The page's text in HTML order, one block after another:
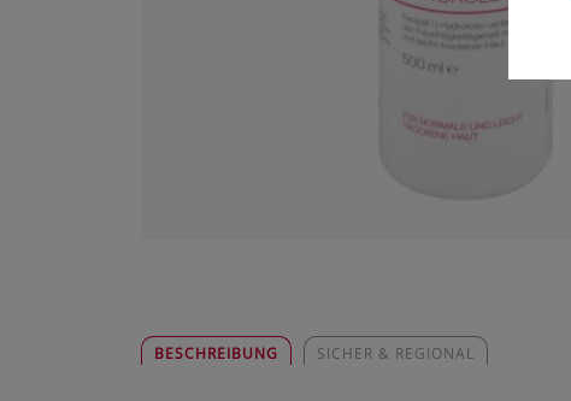
BESCHREIBUNG SICHER & REGIONAL